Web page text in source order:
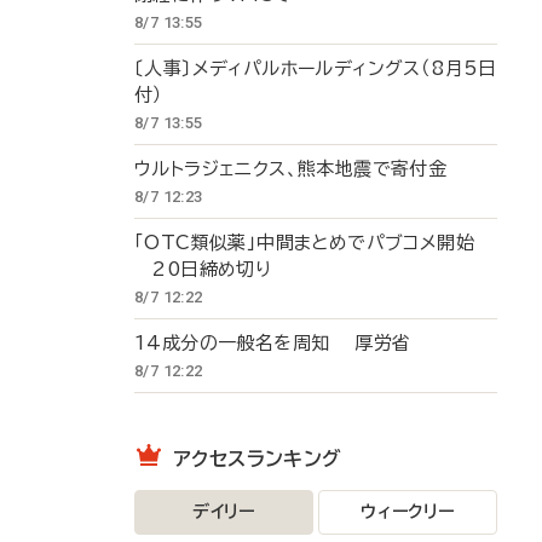
8/7 13:55
〔人事〕メディパルホールディングス（8月5日
付）
8/7 13:55
ウルトラジェニクス、熊本地震で寄付金
8/7 12:23
「OTC類似薬」中間まとめでパブコメ開始
20日締め切り
8/7 12:22
14成分の一般名を周知 厚労省
8/7 12:22
アクセスランキング
デイリー ウィークリー